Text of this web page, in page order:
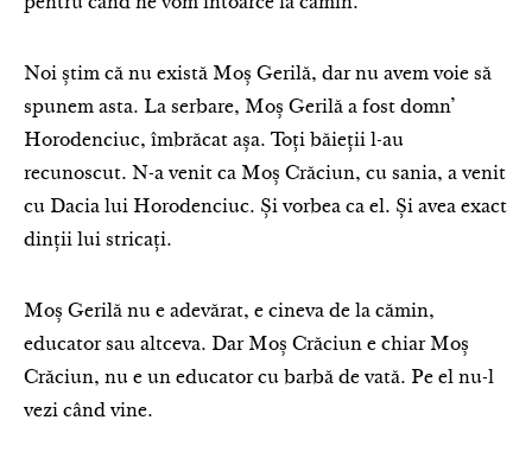
Noi știm că nu există Moș Gerilă, dar nu avem voie să
spunem asta. La serbare, Moș Gerilă a fost domn’
Horodenciuc, îmbrăcat așa. Toți băieții l-au
recunoscut. N-a venit ca Moș Crăciun, cu sania, a venit
cu Dacia lui Horodenciuc. Și vorbea ca el. Și avea exact
dinții lui stricați.
Moș Gerilă nu e adevărat, e cineva de la cămin,
educator sau altceva. Dar Moș Crăciun e chiar Moș
Crăciun, nu e un educator cu barbă de vată. Pe el nu-l
vezi când vine.